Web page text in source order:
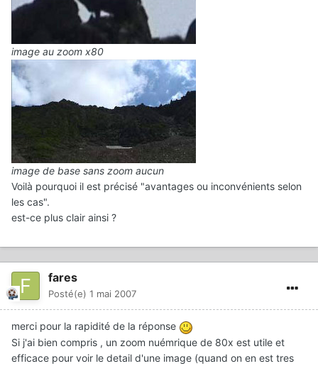
image au zoom x80
image de base sans zoom aucun
Voilà pourquoi il est précisé "avantages ou inconvénients selon
les cas".
est-ce plus clair ainsi ?
fares
Posté(e) 1 mai 2007
merci pour la rapidité de la réponse
Si j'ai bien compris , un zoom nuémrique de 80x est utile et
efficace pour voir le detail d'une image (quand on en est tres